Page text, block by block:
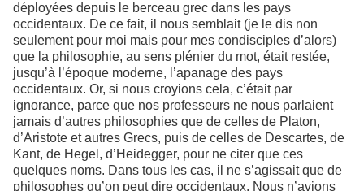
déployées depuis le berceau grec dans les pays
occidentaux. De ce fait, il nous semblait (je le dis non
seulement pour moi mais pour mes condisciples d’alors)
que la philosophie, au sens plénier du mot, était restée,
jusqu’à l’époque moderne, l’apanage des pays
occidentaux. Or, si nous croyions cela, c’était par
ignorance, parce que nos professeurs ne nous parlaient
jamais d’autres philosophies que de celles de Platon,
d’Aristote et autres Grecs, puis de celles de Descartes, de
Kant, de Hegel, d’Heidegger, pour ne citer que ces
quelques noms. Dans tous les cas, il ne s’agissait que de
philosophes qu’on peut dire occidentaux. Nous n’avions